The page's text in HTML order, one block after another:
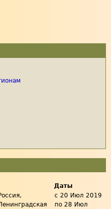
Даты
с 20 Июл 2019
по 28 Июл